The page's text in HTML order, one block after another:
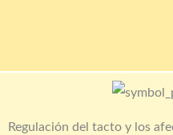
Regulación del tacto y los